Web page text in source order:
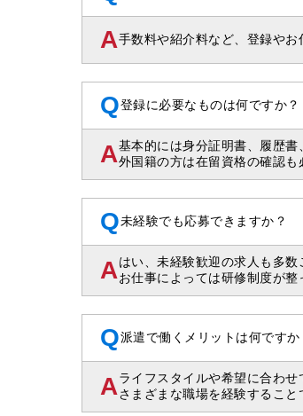
A手数料や紹介料など、登録やお
Q登録に必要なものは何ですか？
A基本的には身分証明書、履歴書
外国籍の方は在留資格の確認も
Q未経験でも応募できますか？
Aはい、未経験歓迎の求人も多数
お仕事によっては研修制度が
Q派遣で働くメリットは何ですか
Aライフスタイルや希望に合わ
さまざまな職場を経験するこ